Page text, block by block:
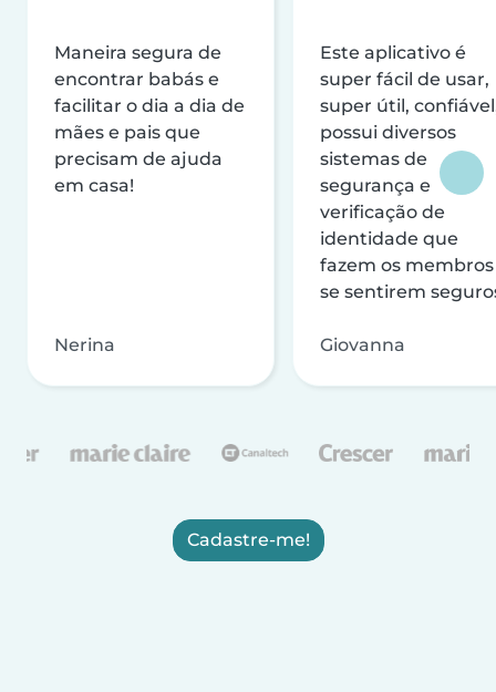
Maneira segura de
encontrar babás e
facilitar o dia a dia de
mães e pais que
precisam de ajuda
em casa!
Nerina
Este aplicativo é
super fácil de usar,
super útil,
possui diversos
sistemas de
segurança e
verificação de
identidade que
fazem os membros
se sentirem
Giovanna
Cadastre-me!